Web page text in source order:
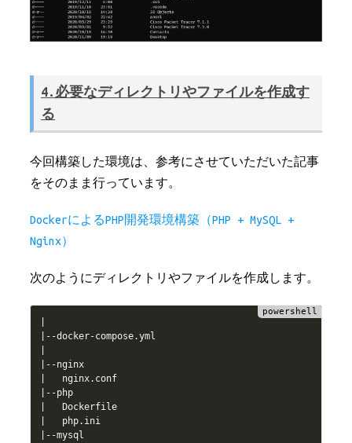
4.必要なディレクトリやファイルを作成す
る
今回構築した環境は、参考にさせていただいた記事
をそのまま行っています。
DockerによるPHP開発環境構築（PHP + MySQL +
Nginx）
次のようにディレクトリやファイルを作成します。
--docker-compose.
--
   nginx
.
--
   php
.
--